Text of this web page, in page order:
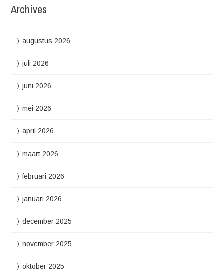
Archives
augustus 2026
juli 2026
juni 2026
mei 2026
april 2026
maart 2026
februari 2026
januari 2026
december 2025
november 2025
oktober 2025